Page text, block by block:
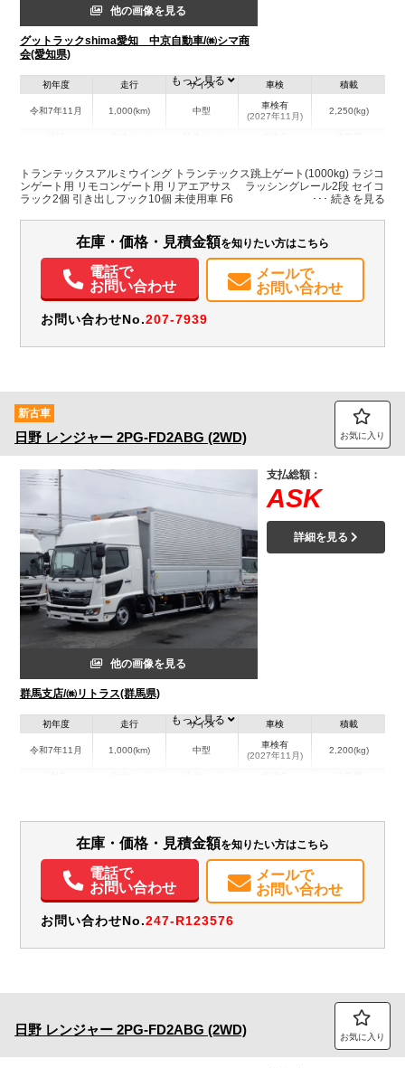
他の画像を見る
グットラックshima愛知 中京自動車/㈱シマ商
会(愛知県)
初年度
令和7年11月
走行
1,000(km)
サイズ
中型
車検
車検有
(2027年11月)
積載
2,250(kg)
愛知県
W:2,400
H:2,420
W:2,490
H:3,510
無
パワステ パワーウィンドウ ABS エアバッグ バックモニター
もっと見る
トランテックスアルミウイング トランテックス跳上ゲート(1000kg) ラジコ
ンゲート用 リモコンゲート用 リアエアサス ラッシングレール2段 セイコ
ラック2個 引き出しフック10個 未使用車 F6
在庫・価格・見積金額を知りたい方はこちら
電話で
お問い合わせ
メールで
お問い合わせ
お問い合わせNo.207-7939
新古車
日野 レンジャー 2PG-FD2ABG (2WD) お気に入り
他の画像を見る
群馬支店/㈱リトラス(群馬県)
支払総額：
ASK
詳細を見る
初年度
令和7年11月
走行
1,000(km)
サイズ
中型
車検
車検有
(2027年11月)
積載
2,200(kg)
装備情報
エアコン パワステ パワーウィンドウ ABS エアバッグ
電動格納ミラー
ETC
バックモニター
もっと見る
在庫・価格・見積金額を知りたい方はこちら
電話で
お問い合わせ
メールで
お問い合わせ
お問い合わせNo.247-R123576
日野 レンジャー 2PG-FD2ABG (2WD) お気に入り